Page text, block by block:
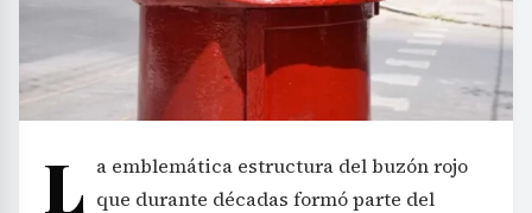
L a emblemática estructura del buzón rojo
que durante décadas formó parte del